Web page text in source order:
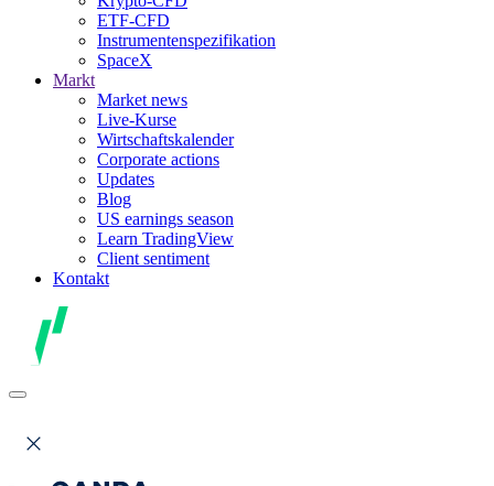
ETF-CFD
Instrumentenspezifikation
SpaceX
Markt
Market news
Live-Kurse
Wirtschaftskalender
Corporate actions
Updates
Blog
US earnings season
Learn TradingView
Client sentiment
Kontakt